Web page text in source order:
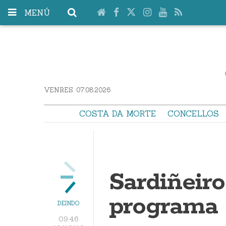
MENÚ
VENRES. 07.08.2026
COSTA DA MORTE CONCELLOS
DEINDO
09:46